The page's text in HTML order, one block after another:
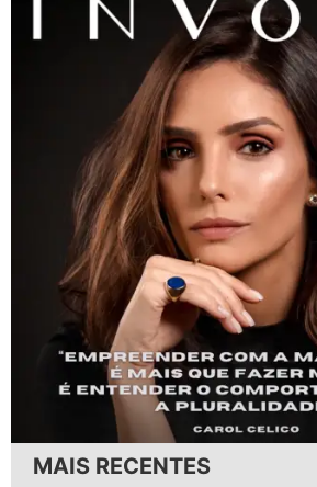
MAIS RECENTES